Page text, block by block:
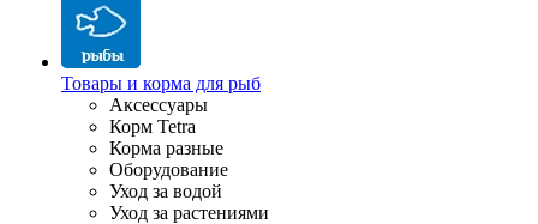
Товары и корма для рыб
Аксессуары
Корм Tetra
Корма разные
Оборудование
Уход за водой
Уход за растениями